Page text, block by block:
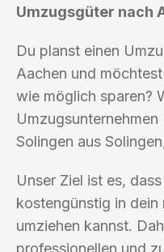
Umzugsgüter nach
Du planst einen
Aachen und
wie möglich sparen?
Solingen aus
Unser Ziel ist es,
kostengünstig in dein
umziehen kannst.
professionellen und